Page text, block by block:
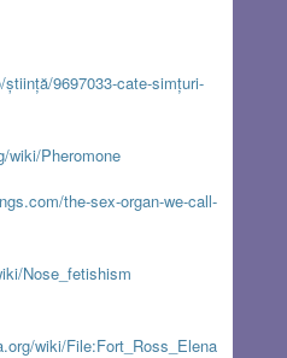
9697033-cate-simțuri-
wiki/Pheromone
the-sex-organ-we-call-
Nose_fetishism
wiki/File:Fort_Ross_Elena